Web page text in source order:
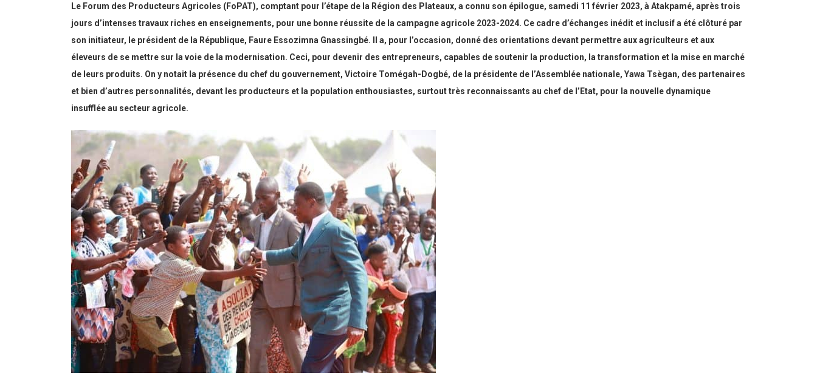
Le Forum des Producteurs Agricoles (FoPAT), comptant pour l’étape de la Région des Plateaux, a connu son épilogue, samedi 11 février 2023, à Atakpamé, après trois
jours d’intenses travaux riches en enseignements, pour une bonne réussite de la campagne agricole 2023-2024. Ce cadre d’échanges inédit et inclusif a été clôturé par
son initiateur, le président de la République, Faure Essozimna Gnassingbé. Il a, pour l’occasion, donné des orientations devant permettre aux agriculteurs et aux
éleveurs de se mettre sur la voie de la modernisation. Ceci, pour devenir des entrepreneurs, capables de soutenir la production, la transformation et la mise en marché
de leurs produits. On y notait la présence du chef du gouvernement, Victoire Tomégah-Dogbé, de la présidente de l’Assemblée nationale, Yawa Tsègan, des partenaires
et bien d’autres personnalités, devant les producteurs et la population enthousiastes, surtout très reconnaissants au chef de l’Etat, pour la nouvelle dynamique
insufflée au secteur agricole.